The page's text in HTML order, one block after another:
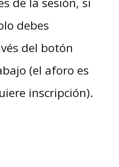
debes
del botón
(el aforo es
inscripción).